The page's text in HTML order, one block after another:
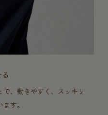
、動きやすく、スッキリ
す。